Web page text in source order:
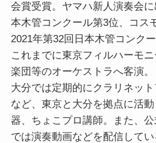
会賞受賞。ヤマハ新人演奏会
本木管コンクール第3位、コス
2021年第32回日本木管コンクー
これまでに東京フィルハーモ
楽団等のオーケストラへ客演。
大分では定期的にクラリネッ
など、東京と大分を拠点に活
器、ちょこプロ講師。また、
では演奏動画などを配信してい